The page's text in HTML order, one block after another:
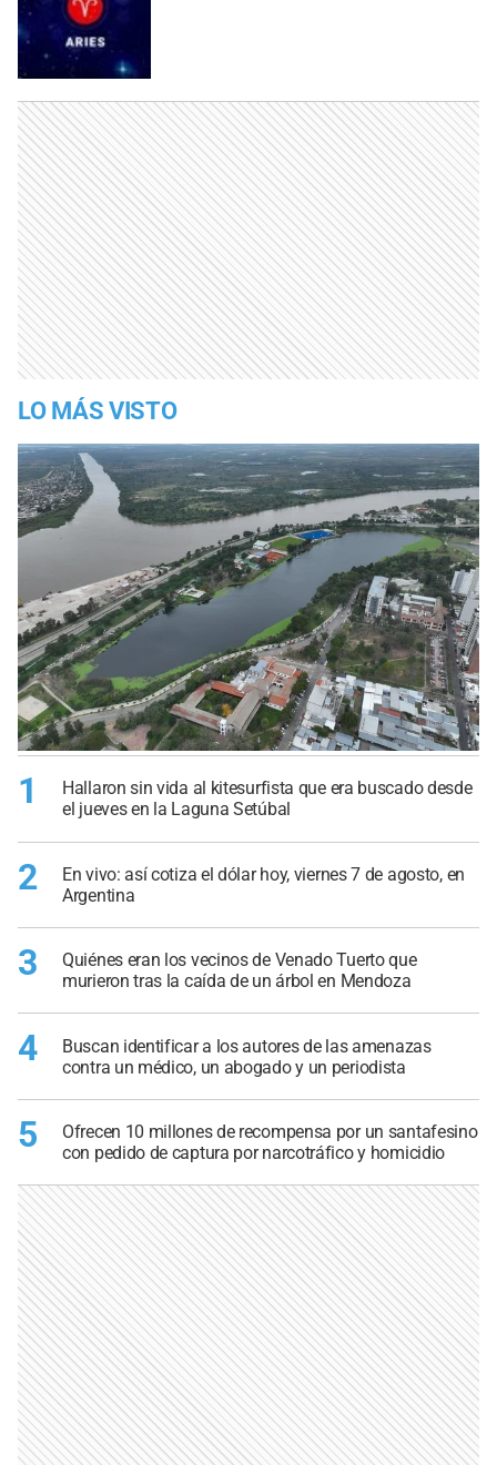
LO MÁS VISTO
1
Hallaron sin vida al kitesurfista que era buscado desde
el jueves en la Laguna Setúbal
2
En vivo: así cotiza el dólar hoy, viernes 7 de agosto, en
Argentina
3
Quiénes eran los vecinos de Venado Tuerto que
murieron tras la caída de un árbol en Mendoza
4
Buscan identificar a los autores de las amenazas
contra un médico, un abogado y un periodista
5
Ofrecen 10 millones de recompensa por un santafesino
con pedido de captura por narcotráfico y homicidio